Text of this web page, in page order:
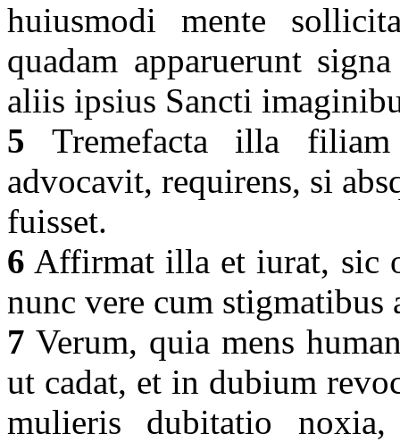
huiusmodi mente
quadam apparuerunt
aliis ipsius Sancti
5 Tremefacta illa
advocavit, requirens, si
fuisset.
6 Affirmat illa et iurat, sic
nunc vere cum stigmatibus
7 Verum, quia mens
ut cadat, et in dubium
mulieris dubitatio